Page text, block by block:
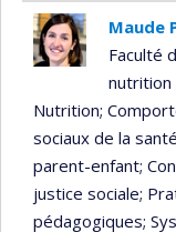
Maude
Faculté
nutrition
Nutrition;
sociaux de la santé
parent-enfant;
justice sociale;
pédagogiques;